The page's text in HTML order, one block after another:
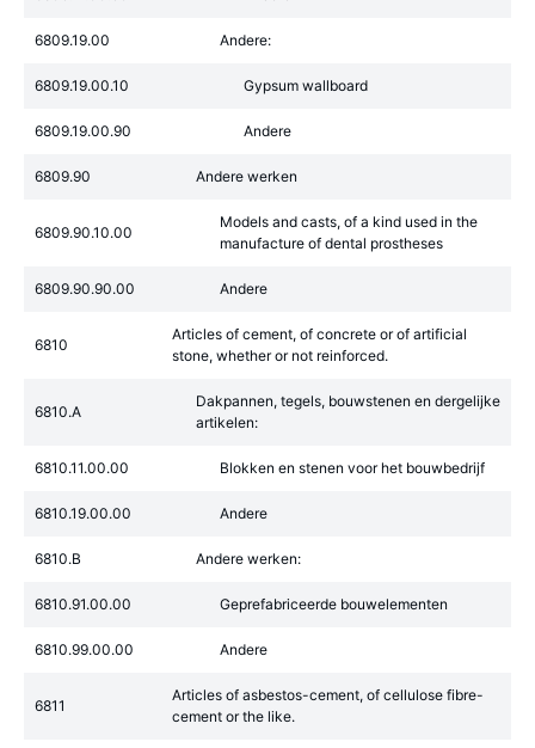
6809.19.00 Andere:
6809.19.00.10 Gypsum wallboard
6809.19.00.90 Andere
6809.90 Andere werken
6809.90.10.00
Models and casts, of a kind used in the
manufacture of dental prostheses
6809.90.90.00 Andere
6810
Articles of cement, of concrete or of artificial
stone, whether or not reinforced.
6810.A
Dakpannen, tegels, bouwstenen en dergelijke
artikelen:
6810.11.00.00 Blokken en stenen voor het bouwbedrijf
6810.19.00.00 Andere
6810.B Andere werken:
6810.91.00.00 Geprefabriceerde bouwelementen
6810.99.00.00 Andere
6811
Articles of asbestos-cement, of cellulose fibre-
cement or the like.